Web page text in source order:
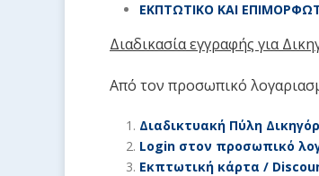
ΕΚΠΤΩΤΙΚΟ ΚΑΙ
Διαδικασία εγγραφής για
Από τον προσωπικό
Διαδικτυακή Πύλη
Login στον προσωπικό
Εκπτωτική κάρτα /